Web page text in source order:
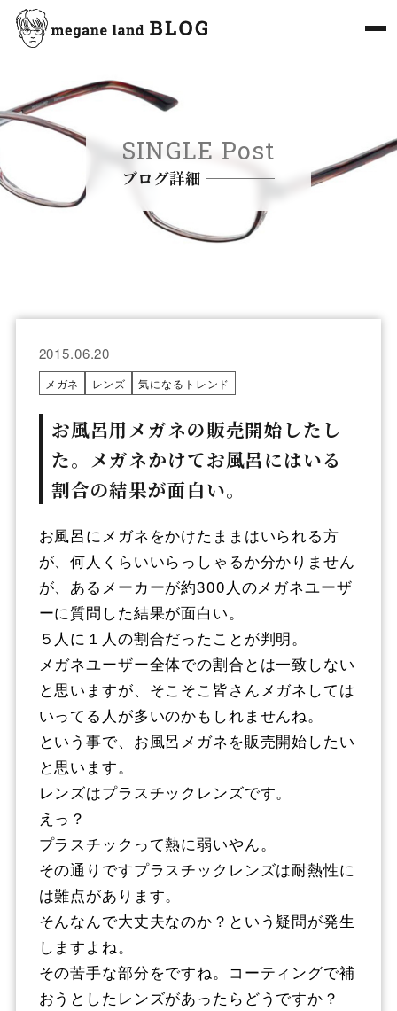
SINGLE Post
ブログ詳細
2015.06.20
メガネ レンズ 気になるトレンド
お風呂用メガネの販売開始したし
た。メガネかけてお風呂にはいる
割合の結果が面白い。
お風呂にメガネをかけたままはいられる方
が、何人くらいいらっしゃるか分かりません
が、あるメーカーが約300人のメガネユーザ
ーに質問した結果が面白い。
５人に１人の割合だったことが判明。
メガネユーザー全体での割合とは一致しない
と思いますが、そこそこ皆さんメガネしては
いってる人が多いのかもしれませんね。
という事で、お風呂メガネを販売開始したい
と思います。
レンズはプラスチックレンズです。
えっ？
プラスチックって熱に弱いやん。
その通りですプラスチックレンズは耐熱性に
は難点があります。
そんなんで大丈夫なのか？という疑問が発生
しますよね。
その苦手な部分をですね。コーティングで補
おうとしたレンズがあったらどうですか？